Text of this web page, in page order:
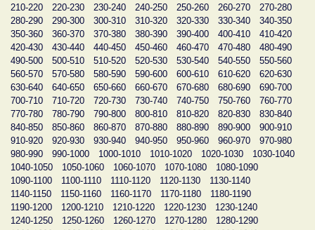
210-220
220-230 230-240 240-250 250-260 260-270
270-280
280-290
290-300 300-310 310-320 320-330 330-340
340-350
350-360
360-370 370-380 380-390 390-400 400-410
410-420
420-430
430-440 440-450 450-460 460-470 470-480
480-490
490-500
500-510 510-520 520-530 530-540 540-550
550-560
560-570
570-580 580-590 590-600 600-610 610-620
620-630
630-640
640-650 650-660 660-670 670-680 680-690
690-700
700-710
710-720 720-730 730-740 740-750 750-760
760-770
770-780
780-790 790-800 800-810 810-820 820-830
830-840
840-850
850-860 860-870 870-880 880-890 890-900
900-910
910-920
920-930 930-940 940-950 950-960 960-970
970-980
980-990
990-1000 1000-1010 1010-1020 1020-1030
1030-1040
1040-1050
1050-1060 1060-1070 1070-1080
1080-1090
1090-1100
1100-1110 1110-1120 1120-1130
1130-1140
1140-1150
1150-1160 1160-1170 1170-1180
1180-1190
1190-1200
1200-1210 1210-1220 1220-1230
1230-1240
1240-1250
1250-1260 1260-1270 1270-1280
1280-1290